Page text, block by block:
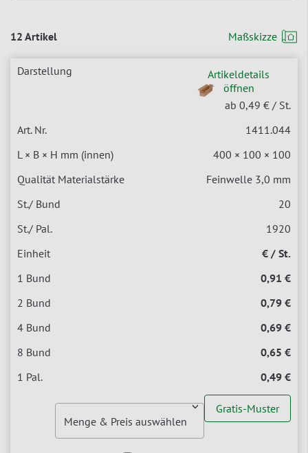
12 Artikel Maßskizze
Artikeldetails
öffnen
ab 0,49 € / St.
1411.044
400 × 100 × 100
Feinwelle 3,0 mm
20
1920
€ / St.
0,91 €
0,79 €
0,69 €
0,65 €
0,49 €
Gratis-Muster